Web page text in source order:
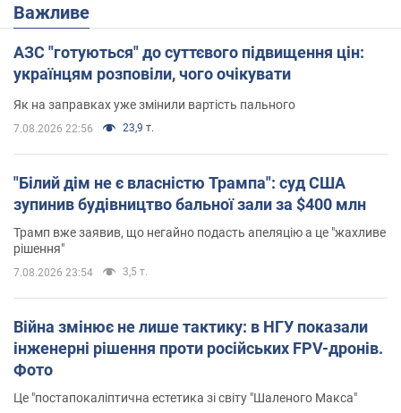
Важливе
АЗС "готуються" до суттєвого підвищення цін:
українцям розповіли, чого очікувати
Як на заправках уже змінили вартість пального
7.08.2026 22:56 23,9 т.
"Білий дім не є власністю Трампа": суд США
зупинив будівництво бальної зали за $400 млн
Трамп вже заявив, що негайно подасть апеляцію а це "жахливе
рішення"
7.08.2026 23:54 3,5 т.
Війна змінює не лише тактику: в НГУ показали
інженерні рішення проти російських FPV-дронів.
Фото
Це "постапокаліптична естетика зі світу "Шаленого Макса"